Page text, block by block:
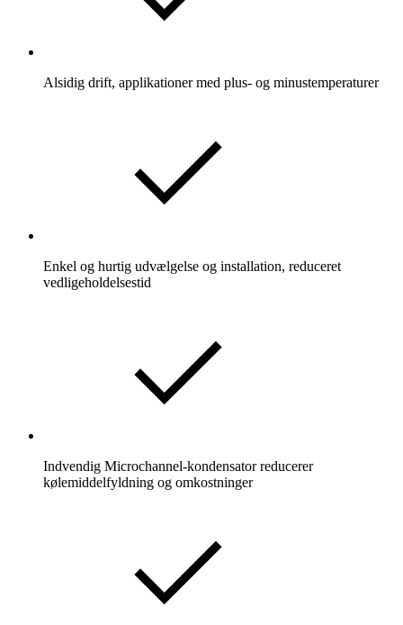
Alsidig drift, applikationer med plus- og minustemperaturer
Enkel og hurtig udvælgelse og installation, reduceret
vedligeholdelsestid
Indvendig Microchannel-kondensator reducerer
kølemiddelfyldning og omkostninger